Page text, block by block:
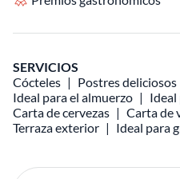
SERVICIOS
Cócteles
Postres deliciosos
Ideal para el almuerzo
Ideal
Carta de cervezas
Carta de
Terraza exterior
Ideal para